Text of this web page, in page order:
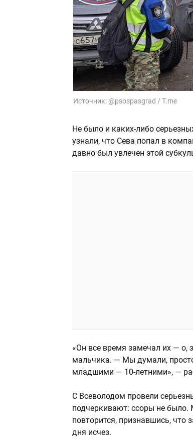
Источник: @psospasgrad / T.me
Не было и каких-либо
узнали, что Сева попал в
давно был увлечен этой
«Он все время замечал их — о,
мальчика. — Мы думали,
младшими — 10-летними», —
С Всеволодом провели
подчеркивают: ссоры не было.
повторится, признавшись, что
дня исчез.